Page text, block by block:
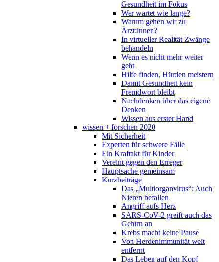
Gesundheit im Fokus
Wer wartet wie lange?
Warum gehen wir zu
Ärzt:innen?
In virtueller Realität Zwänge
behandeln
Wenn es nicht mehr weiter
geht
Hilfe finden, Hürden meistern
Damit Gesundheit kein
Fremdwort bleibt
Nachdenken über das eigene
Denken
Wissen aus erster Hand
wissen + forschen 2020
Mit Sicherheit
Experten für schwere Fälle
Ein Kraftakt für Kinder
Vereint gegen den Erreger
Hauptsache gemeinsam
Kurzbeiträge
Das „Multiorganvirus“: Auch
Nieren befallen
Angriff aufs Herz
SARS-CoV-2 greift auch das
Gehirn an
Krebs macht keine Pause
Von Herdenimmunität weit
entfernt
Das Leben auf den Kopf